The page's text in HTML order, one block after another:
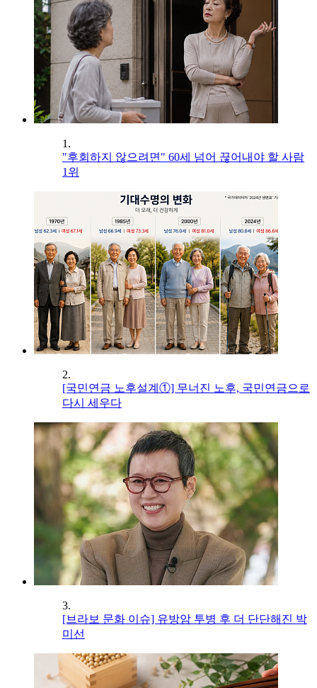
1.
"후회하지 않으려면" 60세 넘어 끊어내야 할 사람
1위
2.
[국민연금 노후설계①] 무너진 노후, 국민연금으로
다시 세우다
3.
[브라보 문화 이슈] 유방암 투병 후 더 단단해진 박
미선